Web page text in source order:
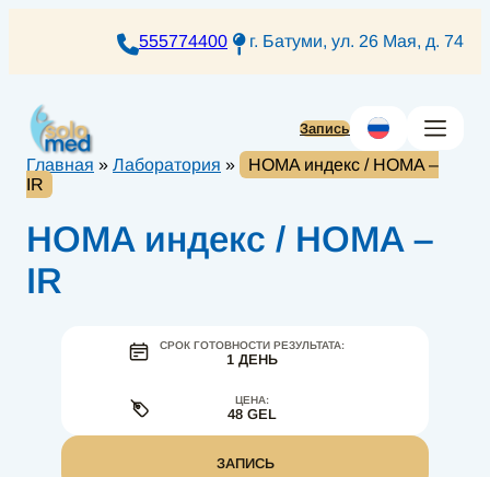
555774400 г. Батуми, ул. 26 Мая, д. 74
Запись
Главная » Лаборатория »
HOMA индекс / HOMA –
IR
HOMA индекс / HOMA –
IR
СРОК ГОТОВНОСТИ РЕЗУЛЬТАТА:
1 ДЕНЬ
ЦЕНА:
48 GEL
ЗАПИСЬ